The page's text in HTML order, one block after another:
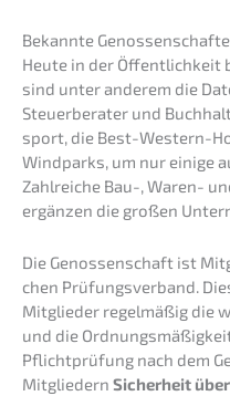
Bekann­te
Heute in der Öffent­lich­keit
sind unter anderem die
Steuer­be­ra­ter und
sport, die Best-Western-
Windparks, um nur einige
Zahlrei­che Bau-, Waren-
ergän­zen die großen
Die Genos­sen­schaft ist
chen Prüfungs­ver­band.
Mitglie­der regel­mä­ßig die
und die
Pflicht­prü­fung nach dem
Mitglie­dern Sicher­heit